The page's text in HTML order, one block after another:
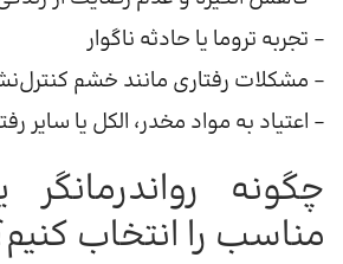
– تجربه تروما یا حادثه ناگوار
– مشکلات رفتاری مانند خشم
– اعتیاد به مواد مخدر، الکل یا سایر
چگونه رواندرمانگر
مناسب را انتخاب